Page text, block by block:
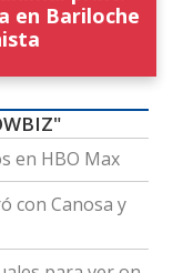
en Bariloche
en HBO Max
con Canosa y